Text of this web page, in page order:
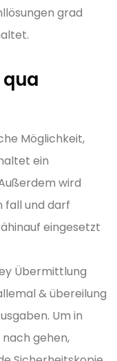
grad
Möglichkeit,
ein
wird
fall und darf
eingesetzt
Übermittlung
& übereilung
Um in
gehen,